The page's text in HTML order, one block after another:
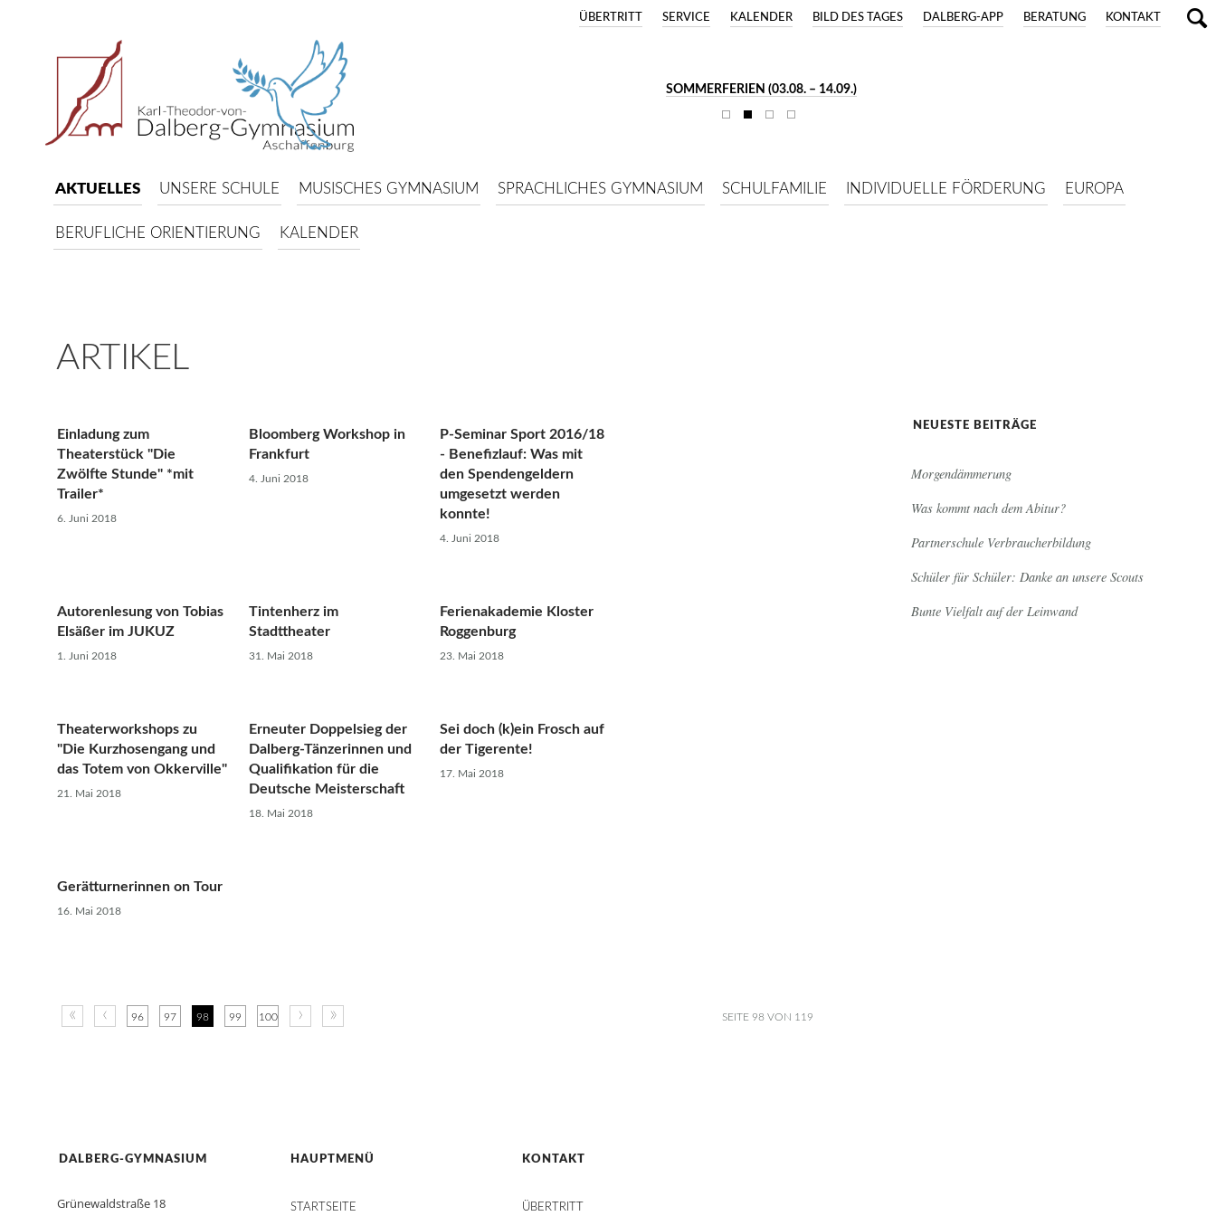
KONTAKT
BERATUNG
DALBERG-APP
BILD DES TAGES
KALENDER
SERVICE
ÜBERTRITT
SOMMERFERIEN (03.08. – 14.09.)
AKTUELLES UNSERE SCHULE MUSISCHES GYMNASIUM SPRACHLICHES GYMNASIUM SCHULFAMILIE INDIVIDUELLE FÖRDERUNG EUROPA
BERUFLICHE ORIENTIERUNG KALENDER
ARTIKEL
Einladung zum
Theaterstück "Die
Zwölfte Stunde" *mit
Trailer*
6. Juni 2018
Bloomberg Workshop in
Frankfurt
4. Juni 2018
P-Seminar Sport 2016/18
- Beneﬁzlauf: Was mit
den Spendengeldern
umgesetzt werden
konnte!
4. Juni 2018
Autorenlesung von Tobias
Elsäßer im JUKUZ
1. Juni 2018
Tintenherz im
Stadttheater
31. Mai 2018
Ferienakademie Kloster
Roggenburg
23. Mai 2018
Theaterworkshops zu
"Die Kurzhosengang und
das Totem von Okkerville"
21. Mai 2018
Erneuter Doppelsieg der
Dalberg-Tänzerinnen und
Qualifikation für die
Deutsche Meisterschaft
18. Mai 2018
Sei doch (k)ein Frosch auf
der Tigerente!
17. Mai 2018
Gerätturnerinnen on Tour
16. Mai 2018
SEITE 98 VON 119
« ‹ 96 97 98 99 100 › »
NEUESTE BEITRÄGE
Morgendämmerung
Was kommt nach dem Abitur?
Partnerschule Verbraucherbildung
Schüler für Schüler: Danke an unsere Scouts
Bunte Vielfalt auf der Leinwand
DALBERG-GYMNASIUM
Grünewaldstraße 18
HAUPTMENÜ
STARTSEITE
KONTAKT
ÜBERTRITT